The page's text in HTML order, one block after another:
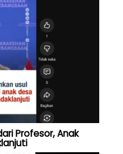
Profesor, Anak